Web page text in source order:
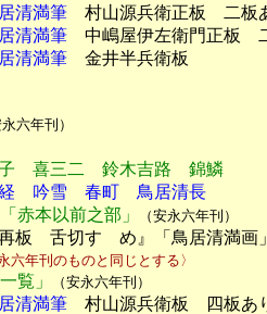
清満筆 村山源兵衛正板　二板
清満筆 中嶋屋伊左衛門正板　
清満筆 金井半兵衛板
永六年刊）
　喜三二　鈴木吉路　錦鱗
　吟雪　春町　鳥居清長
赤本以前之部」
（安永六年刊）
再板　舌切すゞめ』「鳥居清満画
六年刊のものと同じとする〉
覧」 （安永六年刊）
清満筆 村山源兵衛板　四板あ